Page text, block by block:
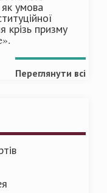
умова
крізь призму
Переглянути всі